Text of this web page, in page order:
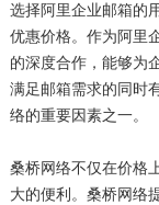
选择阿里企业邮箱的
优惠价格。作为阿里
的深度合作，能够为
满足邮箱需求的同时
络的重要因素之一。
桑桥网络不仅在价格
大的便利。桑桥网络